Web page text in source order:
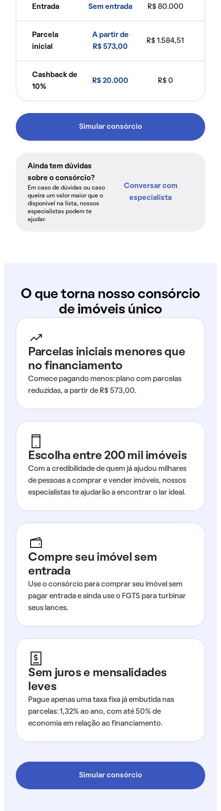
Entrada Sem entrada R$ 80.000
Parcela
inicial
A partir de
R$ 573,00
R$ 1.584,51
Cashback de
10%
R$ 20.000 R$ 0
Simular consórcio
Ainda tem dúvidas
sobre o consórcio?
Em caso de dúvidas ou caso
queira um valor maior que o
disponível na lista, nossos
especialistas podem te
ajudar.
Conversar com
especialista
O que torna nosso consórcio
de imóveis único
Parcelas iniciais menores que
no financiamento
Comece pagando menos: plano com parcelas
reduzidas, a partir de R$ 573,00.
Escolha entre 200 mil imóveis
Com a credibilidade de quem já ajudou milhares
de pessoas a comprar e vender imóveis, nossos
especialistas te ajudarão a encontrar o lar ideal.
Compre seu imóvel sem
entrada
Use o consórcio para comprar seu imóvel sem
pagar entrada e ainda use o FGTS para turbinar
seus lances.
Sem juros e mensalidades
leves
Pague apenas uma taxa fixa já embutida nas
parcelas: 1,32% ao ano, com até 50% de
economia em relação ao financiamento.
Simular consórcio